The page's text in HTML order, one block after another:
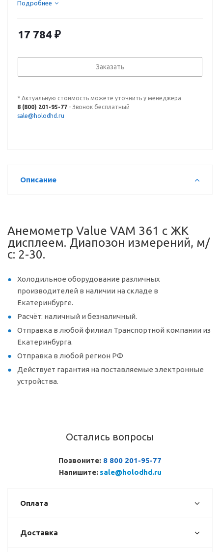
Подробнее
17 784 ₽
Заказать
* Актуальную стоимость можете уточнить у менеджера
8 (800) 201-95-77 - Звонок бесплатный
sale@holodhd.ru
Описание
Анемометр Value VAM 361 с ЖК
дисплеем. Диапозон измерений, м/
с: 2-30.
Холодильное оборудование различных
производителей в наличии на складе в
Екатеринбурге.
Расчёт: наличный и безналичный.
Отправка в любой филиал Транспортной компании из
Екатеринбурга.
Отправка в любой регион РФ
Действует гарантия на поставляемые электронные
устройства.
Остались вопросы
Позвоните: 8 800 201-95-77
Напишите: sale@holodhd.ru
Оплата
Доставка